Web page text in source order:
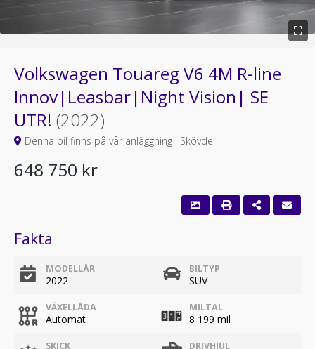
Volkswagen Touareg V6 4M R-line
Innov|Leasbar|Night Vision| SE
UTR! (2022)
Denna bil finns på vår anläggning i Skövde
648 750 kr
Fakta
MODELLÅR
2022
BILTYP
SUV
VÄXELLÅDA
Automat
MILTAL
8 199 mil
SKICK DRIVHJUL